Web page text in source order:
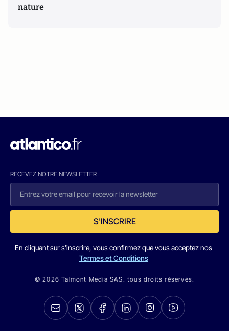
nature
RECEVEZ NOTRE NEWSLETTER
S'INSCRIRE
En cliquant sur s'inscrire, vous confirmez que vous acceptez nos
Termes et Conditions
© 2026 Talmont Media SAS. tous droits réservés.